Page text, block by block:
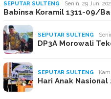
SEPUTAR SULTENG Senin, 29 Juni
Babinsa Koramil 1311-09/
SEPUTAR SULTENG
DP3A Morowali
SEPUTAR SULTENG
Hari Anak